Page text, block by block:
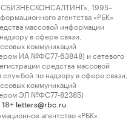
1995–
агентства «РБК»
массовой информации
в сфере связи,
коммуникаций
ИА №ФС77-63848) и сетевого
средства массовой
по надзору в сфере связи,
коммуникаций
ЭЛ №ФС77-82385)
18+ letters@rbc.ru
агентство «РБК».